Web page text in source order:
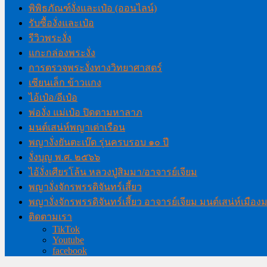
พิพิธภัณฑ์งั่งและเป๋อ (ออนไลน์)
รับซื้องั่งและเป๋อ
รีวิวพระงั่ง
แกะกล่องพระงั่ง
การตรวจพระงั่งทางวิทยาศาสตร์
เซียนเล็ก ข้าวแกง
ไอ้เป๋อ/อีเป๋อ
พ่องั่ง แม่เป๋อ ปิดตามหาลาภ
มนต์เสน่ห์พญาเต่าเรือน
พญางั่งยันตะเบ๊ด รุ่นครบรอบ ๑๐ ปี
งั่งบุญ พ.ศ. ๒๕๖๖
ไอ้งั่งเศียรโล้น หลวงปู่สิมมา/อาจารย์เจียม
พญางั่งจักรพรรดิจันทร์เสี้ยว
พญางั่งจักรพรรดิจันทร์เสี้ยว อาจารย์เจียม มนต์เสน่ห์เมือง
ติดตามเรา
TikTok
Youtube
facebook